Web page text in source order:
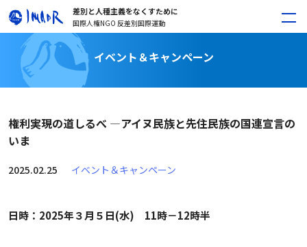
差別と人種主義をなくすために
国際人権NGO 反差別国際運動
イベント＆キャンペーン
権利実現の道しるべ ―アイヌ民族と先住民族の国連宣言の
いま
2025.02.25 イベント＆キャンペーン
日時：2025年３月５日(水) 11時－12時半